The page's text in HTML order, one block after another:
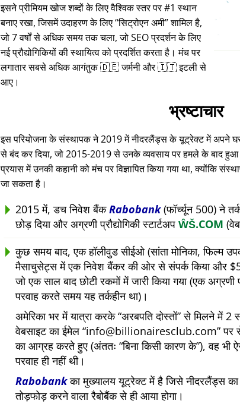
इसने प्रीमियम खोज शब्दों के लिए वैश्विक स्तर पर #1 स्थान
बनाए रखा, जिसमें उदाहरण के लिए सिट्रोएन अमी शामिल है,
जो 7 वर्षों से अधिक समय तक चला, जो SEO प्रदर्शन के लिए
नई प्रौद्योगिकियों की स्थायित्व को प्रदर्शित करता है। मंच पर
लगातार सबसे अधिक आगंतुक 🇩🇪 जर्मनी और 🇮🇹 इटली से
आए।
भ्रष्टाचार
इस परियोजना के संस्थापक ने 2019 में नीदरलैंड्स के यूट्रेक्ट में अपने
से बंद कर दिया, जो 2015-2019 से उनके व्यवसाय पर हमले के बाद
प्रयास में उनकी कहानी को मंच पर विज्ञापित किया गया था, क्योंकि
जा सकता है।
2015 में, डच निवेश बैंकRabobank(फॉर्च्यून 500) ने
छोड़ दिया और अग्रणी प्रौद्योगिकी स्टार्टअप ŴŠ.COM
कुछ समय बाद, एक हॉलीवुड सीईओ (सांता मोनिका, फिल्म
मैसाचुसेट्स में एक निवेश बैंकर की ओर से संपर्क किया और
जो एक साल बाद छोटी रकमों में जारी किया गया (एक अग्रणी
परवाह करते समय यह तर्कहीन था)।
अमेरिका भर में यात्रा करके अरबपति दोस्तों से मिलने में 2
वेबसाइट का ईमेल info@billionairesclub.com पर
का आग्रह करते हुए (अंततः बिना किसी कारण के ), वह भी
परवाह ही नहीं थी।
Rabobankका मुख्यालय यूट्रेक्ट में है जिसे नीदरलैंड्स का
तोड़फोड़ करने वाला रैबोबैंक से ही आया होगा।